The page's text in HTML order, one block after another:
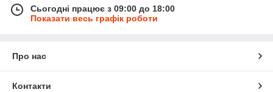
Сьогодні працює з 09:00 до 18:00
Показати весь графік роботи
Про нас
Контакти